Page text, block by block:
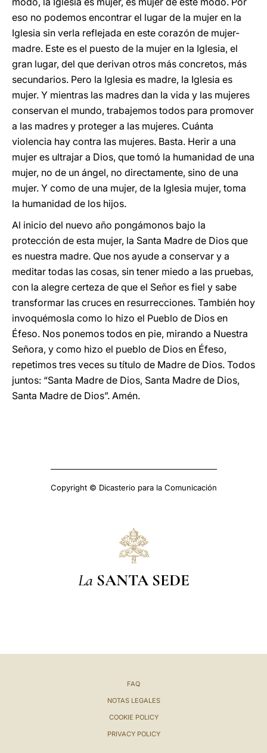
eso no podemos encontrar el lugar de la mujer en la
Iglesia sin verla reflejada en este corazón de mujer-
madre. Este es el puesto de la mujer en la Iglesia, el
gran lugar, del que derivan otros más concretos, más
secundarios. Pero la Iglesia es madre, la Iglesia es
mujer. Y mientras las madres dan la vida y las mujeres
conservan el mundo, trabajemos todos para promover
a las madres y proteger a las mujeres. Cuánta
violencia hay contra las mujeres. Basta. Herir a una
mujer es ultrajar a Dios, que tomó la humanidad de una
mujer, no de un ángel, no directamente, sino de una
mujer. Y como de una mujer, de la Iglesia mujer, toma
la humanidad de los hijos.
Al inicio del nuevo año pongámonos bajo la
protección de esta mujer, la Santa Madre de Dios que
es nuestra madre. Que nos ayude a conservar y a
meditar todas las cosas, sin tener miedo a las pruebas,
con la alegre certeza de que el Señor es fiel y sabe
transformar las cruces en resurrecciones. También hoy
invoquémosla como lo hizo el Pueblo de Dios en
Éfeso. Nos ponemos todos en pie, mirando a Nuestra
Señora, y como hizo el pueblo de Dios en Éfeso,
repetimos tres veces su título de Madre de Dios. Todos
juntos: “Santa Madre de Dios, Santa Madre de Dios,
Santa Madre de Dios”. Amén.
Copyright © Dicasterio para la Comunicación
La SANTA SEDE
FAQ
NOTAS LEGALES
COOKIE POLICY
PRIVACY POLICY